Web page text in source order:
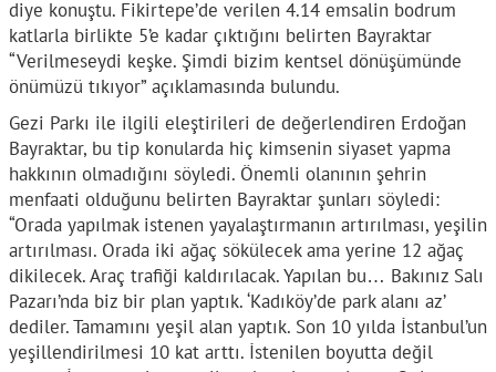
diye konuştu. Fikirtepe’de verilen 4.14 emsalin bodrum
katlarla birlikte 5’e kadar çıktığını belirten Bayraktar
“Verilmeseydi keşke. Şimdi bizim kentsel dönüşümünde
önümüzü tıkıyor” açıklamasında bulundu.
Gezi Parkı ile ilgili eleştirileri de değerlendiren Erdoğan
Bayraktar, bu tip konularda hiç kimsenin siyaset yapma
hakkının olmadığını söyledi. Önemli olanının şehrin
menfaati olduğunu belirten Bayraktar şunları söyledi:
“Orada yapılmak istenen yayalaştırmanın artırılması, yeşilin
artırılması. Orada iki ağaç sökülecek ama yerine 12 ağaç
dikilecek. Araç trafiği kaldırılacak. Yapılan bu… Bakınız Salı
Pazarı’nda biz bir plan yaptık. ‘Kadıköy’de park alanı az’
dediler. Tamamını yeşil alan yaptık. Son 10 yılda İstanbul’un
yeşillendirilmesi 10 kat arttı. İstenilen boyutta değil